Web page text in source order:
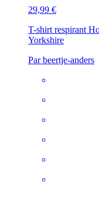
29,99 €
T-shirt respirant
Yorkshire
Par beertje-anders